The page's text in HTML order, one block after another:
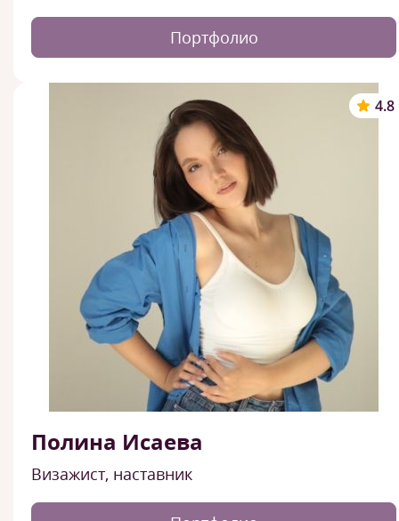
Портфолио
4.8
Полина Исаева
Визажист, наставник